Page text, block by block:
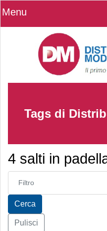
Menu
Tags di
4 salti in
Inserisci parte del titolo
Cerca
Pulisci